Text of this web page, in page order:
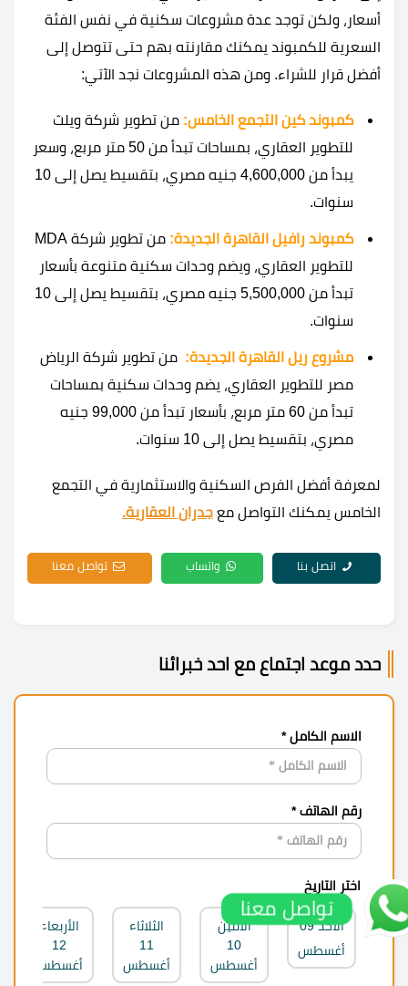
أسعار، ولكن توجد عدة مشروعات سكنية في نفس الفئة
السعرية للكمبوند يمكنك مقارنته بهم حتى تتوصل إلى
أفضل قرار للشراء. ومن هذه المشروعات نجد الآتي:
كمبوند كين التجمع الخامس: من تطوير شركة ويلث
للتطوير العقاري، بمساحات تبدأ من 50 متر مربع، وسعر
يبدأ من 4,600,000 جنيه مصري، بتقسيط يصل إلى 10
سنوات.
كمبوند رافيل القاهرة الجديدة:
من تطوير شركة MDA
للتطوير العقاري، ويضم وحدات سكنية متنوعة بأسعار
تبدأ من 5,500,000 جنيه مصري، بتقسيط يصل إلى 10
سنوات.
مشروع ريل القاهرة الجديدة: من تطوير شركة الرياض
مصر للتطوير العقاري، يضم وحدات سكنية بمساحات
تبدأ من 60 متر مربع، بأسعار تبدأ من 99,000 جنيه
مصري، بتقسيط يصل إلى 10 سنوات.
لمعرفة أفضل الفرص السكنية والاستثمارية في التجمع
الخامس يمكنك التواصل مع جدران العقارية.
اتصل بنا واتساب تواصل معنا
حدد موعد اجتماع مع احد خبرائنا
الاسم الكامل *
رقم الهاتف *
اختر التاريخ
الأحد 09
أغسطس
الاثنين
10
أغسطس
الثلاثاء
11
أغسطس
الأربعاء
12
أغسطس
تواصل معنا